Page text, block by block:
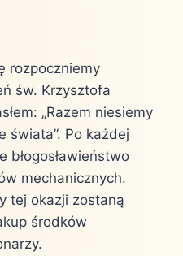
rozpoczniemy
św. Krzysztofa
„Razem niesiemy
świata”. Po każdej
błogosławieństwo
mechanicznych.
tej okazji zostaną
środków